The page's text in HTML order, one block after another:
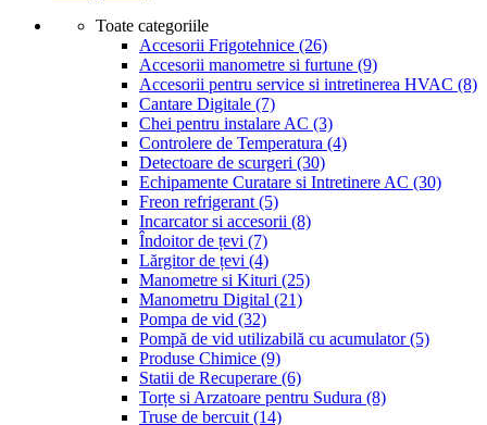
Toate categoriile
Accesorii Frigotehnice (26)
Accesorii manometre si furtune (9)
Accesorii pentru service si intretinerea HVAC (8)
Cantare Digitale (7)
Chei pentru instalare AC (3)
Controlere de Temperatura (4)
Detectoare de scurgeri (30)
Echipamente Curatare si Intretinere AC (30)
Freon refrigerant (5)
Incarcator si accesorii (8)
Îndoitor de țevi (7)
Lărgitor de țevi (4)
Manometre si Kituri (25)
Manometru Digital (21)
Pompa de vid (32)
Pompă de vid utilizabilă cu acumulator(5)
Produse Chimice (9)
Statii de Recuperare (6)
Torțe si Arzatoare pentru Sudura (8)
Truse de bercuit (14)